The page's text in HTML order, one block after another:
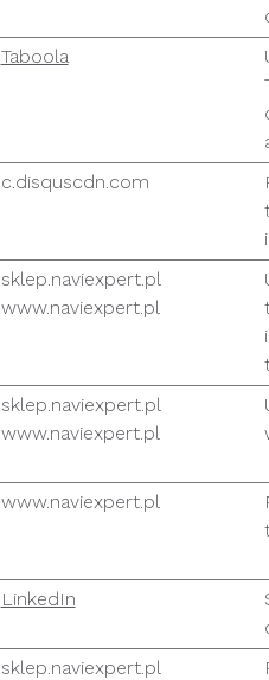
Taboola
c.disquscdn.com
sklep.naviexpert.pl
www.naviexpert.pl
sklep.naviexpert.pl
www.naviexpert.pl
www.naviexpert.pl
LinkedIn
sklep.naviexpert.pl